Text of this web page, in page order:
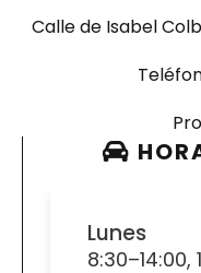
Calle de Isabel
Lunes
8:30–14:00,